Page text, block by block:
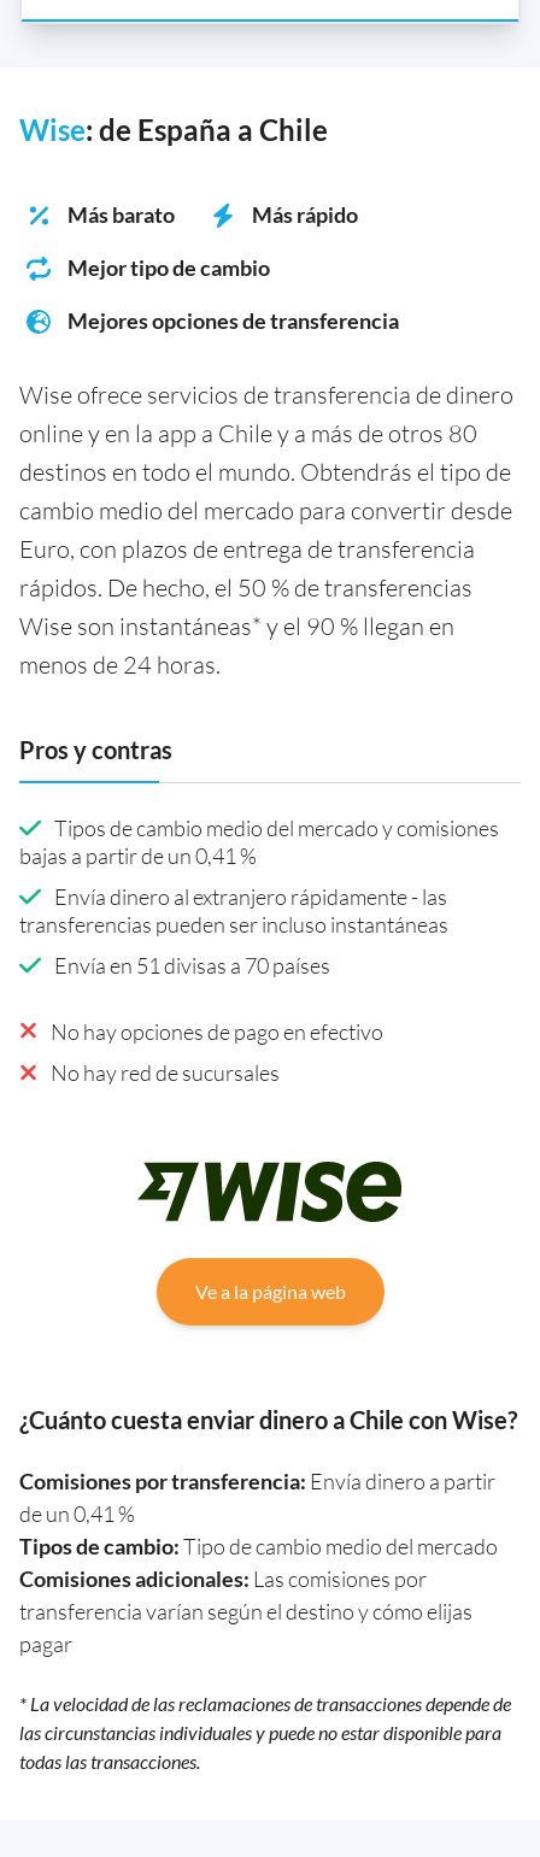
Wise: de España a Chile
Más barato
Más rápido
Mejor tipo de cambio
Mejores opciones de transferencia
Wise ofrece servicios de transferencia de dinero
online y en la app a Chile y a más de otros 80
destinos en todo el mundo. Obtendrás el tipo de
cambio medio del mercado para convertir desde
Euro, con plazos de entrega de transferencia
rápidos. De hecho, el 50 % de transferencias
Wise son instantáneas* y el 90 % llegan en
menos de 24 horas.
Pros y contras
Tipos de cambio medio del mercado y comisiones
bajas a partir de un 0,41 %
Envía dinero al extranjero rápidamente - las
transferencias pueden ser incluso instantáneas
Envía en 51 divisas a 70 países
No hay opciones de pago en efectivo
No hay red de sucursales
Ve a la página web
¿Cuánto cuesta enviar dinero a Chile con Wise?
Comisiones por transferencia: Envía dinero a partir
de un 0,41 %
Tipos de cambio:Tipo de cambio medio del mercado
Comisiones adicionales: Las comisiones por
transferencia varían según el destino y cómo elijas
pagar
* La velocidad de las reclamaciones de transacciones depende de
las circunstancias individuales y puede no estar disponible para
todas las transacciones.